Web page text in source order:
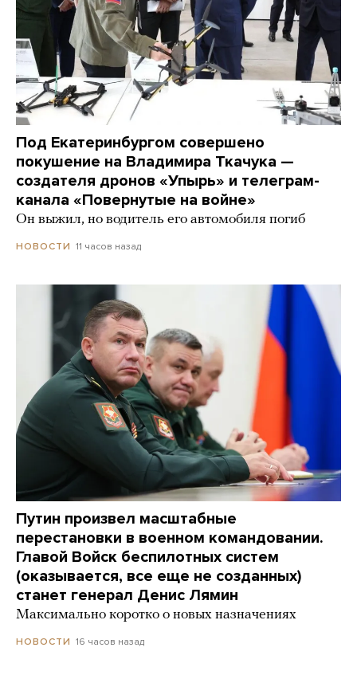
Под Екатеринбургом совершено
покушение на Владимира Ткачука —
создателя дронов «Упырь» и телеграм-
канала «Повернутые на войне»
Он выжил, но водитель его автомобиля погиб
НОВОСТИ 11 часов назад
Путин произвел масштабные
перестановки в военном командовании.
Главой Войск беспилотных систем
(оказывается, все еще не созданных)
станет генерал Денис Лямин
Максимально коротко о новых назначениях
НОВОСТИ 16 часов назад